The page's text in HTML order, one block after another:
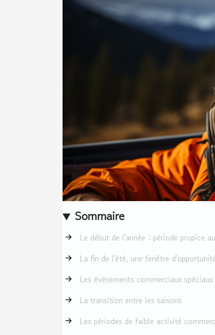
Sommaire
Le début de l'année : période propice
La fin de l'été, une fenêtre
Les événements commerciaux spéciaux
La transition entre les saisons
Les périodes de faible activité